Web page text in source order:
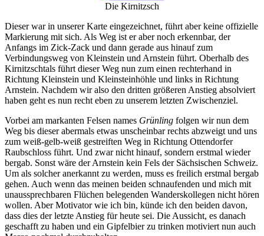
Die Kirnitzsch
Dieser war in unserer Karte eingezeichnet, führt aber keine offizielle
Markierung mit sich. Als Weg ist er aber noch erkennbar, der
Anfangs im Zick-Zack und dann gerade aus hinauf zum
Verbindungsweg von Kleinstein und Arnstein führt. Oberhalb des
Kirnitzschtals führt dieser Weg nun zum einen rechterhand in
Richtung Kleinstein und Kleinsteinhöhle und links in Richtung
Arnstein. Nachdem wir also den dritten größeren Anstieg absolviert
haben geht es nun recht eben zu unserem letzten Zwischenziel.
Vorbei am markanten Felsen names Grünling folgen wir nun dem
Weg bis dieser abermals etwas unscheinbar rechts abzweigt und uns
zum weiß-gelb-weiß gestreiften Weg in Richtung Ottendorfer
Raubschloss führt. Und zwar nicht hinauf, sondern erstmal wieder
bergab. Sonst wäre der Arnstein kein Fels der Sächsischen Schweiz.
Um als solcher anerkannt zu werden, muss es freilich erstmal bergab
gehen. Auch wenn das meinen beiden schnaufenden und mich mit
unaussprechbaren Flüchen belegenden Wanderskollegen nicht hören
wollen. Aber Motivator wie ich bin, künde ich den beiden davon,
dass dies der letzte Anstieg für heute sei. Die Aussicht, es danach
geschafft zu haben und ein Gipfelbier zu trinken motiviert nun auch